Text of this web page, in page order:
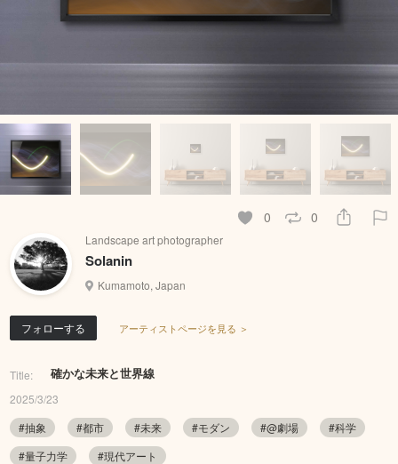
0 0
Landscape art photographer
Solanin
Kumamoto, Japan
フォローする アーティストページを見る ＞
Title: 確かな未来と世界線
2025/3/23
#抽象
#都市 #未来 #モダン #@劇場
#科学
#量子力学
#現代アート